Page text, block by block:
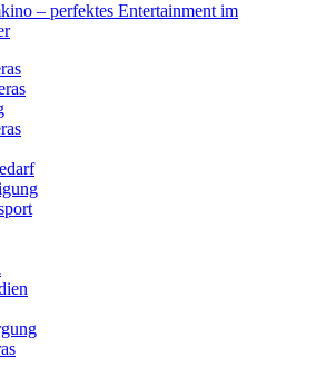
– perfektes Entertainment im